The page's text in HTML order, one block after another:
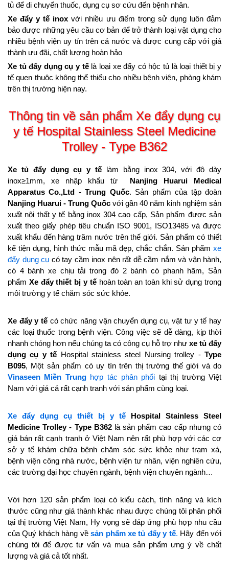
tủ để di chuyển thuốc, dụng cụ sơ cứu đến bệnh nhân.
Xe đẩy y tế inox với nhiều ưu điểm trong sử dụng luôn đảm
bảo được những yêu cầu cơ bản để trở thành loại vật dụng cho
nhiều bệnh viện uy tín trên cả nước và được cung cấp với giá
thành ưu đãi, chất lượng hoàn hảo
Xe tủ đẩy dụng cụ y tếlà loại xe đẩy có hộc tủ là loại thiết bị y
tế quen thuộc không thể thiếu cho nhiều bệnh viện, phòng khám
trên thị trường hiện nay.
Thông tin về sản phẩm Xe đẩy dụng cụ
y tế Hospital Stainless Steel Medicine
Trolley - Type B362
Xe tủ đẩy dụng cụ y tế làm bằng inox 304, với độ dày
inox≥1mm, xe nhập khẩu từ Nanjing Huarui Medical
Apparatus Co.,Ltd - Trung Quốc. Sản phẩm của tập đoàn
Nanjing Huarui - Trung Quốc với gần 40 năm kinh nghiệm sản
xuất nội thất y tế bằng inox 304 cao cấp, Sản phẩm được sản
xuất theo giấy phép tiêu chuẩn ISO 9001, ISO13485 và được
xuất khẩu đến hàng trăm nước trên thế giới. Sản phẩm có thiết
kế tiện dụng, hình thức mẫu mã đẹp, chắc chắn. Sản phẩm xe
đẩy dụng cụ có tay cầm inox nên rất dễ cầm nắm và vận hành,
có 4 bánh xe chịu tải trong đó 2 bánh có phanh hãm, Sản
phẩm Xe đẩy thiết bị y tếhoàn toàn an toàn khi sử dụng trong
môi trường y tế chăm sóc sức khỏe.
Xe đẩy y tế có chức năng vận chuyển dụng cụ, vật tư y tế hay
các loại thuốc trong bệnh viện. Công việc sẽ dễ dàng, kịp thời
nhanh chóng hơn nếu chúng ta có công cụ hỗ trợ như xe tủ đẩy
dụng cụ y tế Hospital stainless steel Nursing trolley -Type
B095, Một sản phẩm có uy tín trên thị trường thế giới và do
Vinaseen Miền Trung hợp tác phân phối tại thị trường Việt
Nam với giá cả rất cạnh tranh với sản phẩm cùng loại.
Xe đẩy dụng cụ thiết bị y tế Hospital Stainless Steel
Medicine Trolley - Type B362là sản phẩm cao cấp nhưng có
giá bán rất cạnh tranh ở Việt Nam nên rất phù hợp với các cơ
sở y tế khám chữa bệnh chăm sóc sức khỏe như trạm xá,
bệnh viện công nhà nước, bệnh viện tư nhân, viện nghiên cứu,
các trường đại học chuyên ngành, bệnh viện chuyên ngành…
Với hơn 120 sản phẩm loại có kiểu cách, tính năng và kích
thước cũng như giá thành khác nhau được chúng tôi phân phối
tại thị trường Việt Nam, Hy vọng sẽ đáp ứng phù hợp nhu cầu
của Quý khách hàng vềsản phẩm xe tủ đẩy y tế. Hãy đến với
chúng tôi để được tư vấn và mua sản phẩm ưng ý về chất
lượng và giá cả tốt nhất.